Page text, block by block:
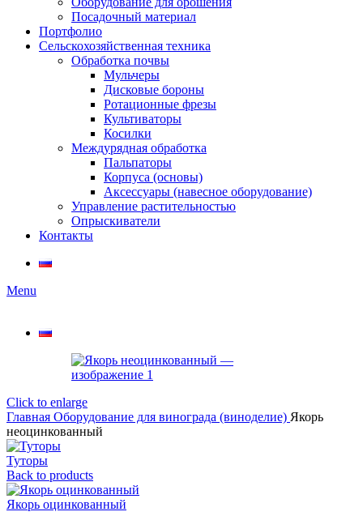
Посадочный материал
Портфолио
Сельскохозяйственная техника
Обработка почвы
Мульчеры
Дисковые бороны
Ротационные фрезы
Культиваторы
Косилки
Междурядная обработка
Пальпаторы
Корпуса (основы)
Аксессуары (навесное оборудование)
Управление растительностью
Опрыскиватели
Контакты
Menu
Click to enlarge
Главная Оборудование для винограда (виноделие) Якорь
неоцинкованный
Туторы
Back to products
Якорь оцинкованный